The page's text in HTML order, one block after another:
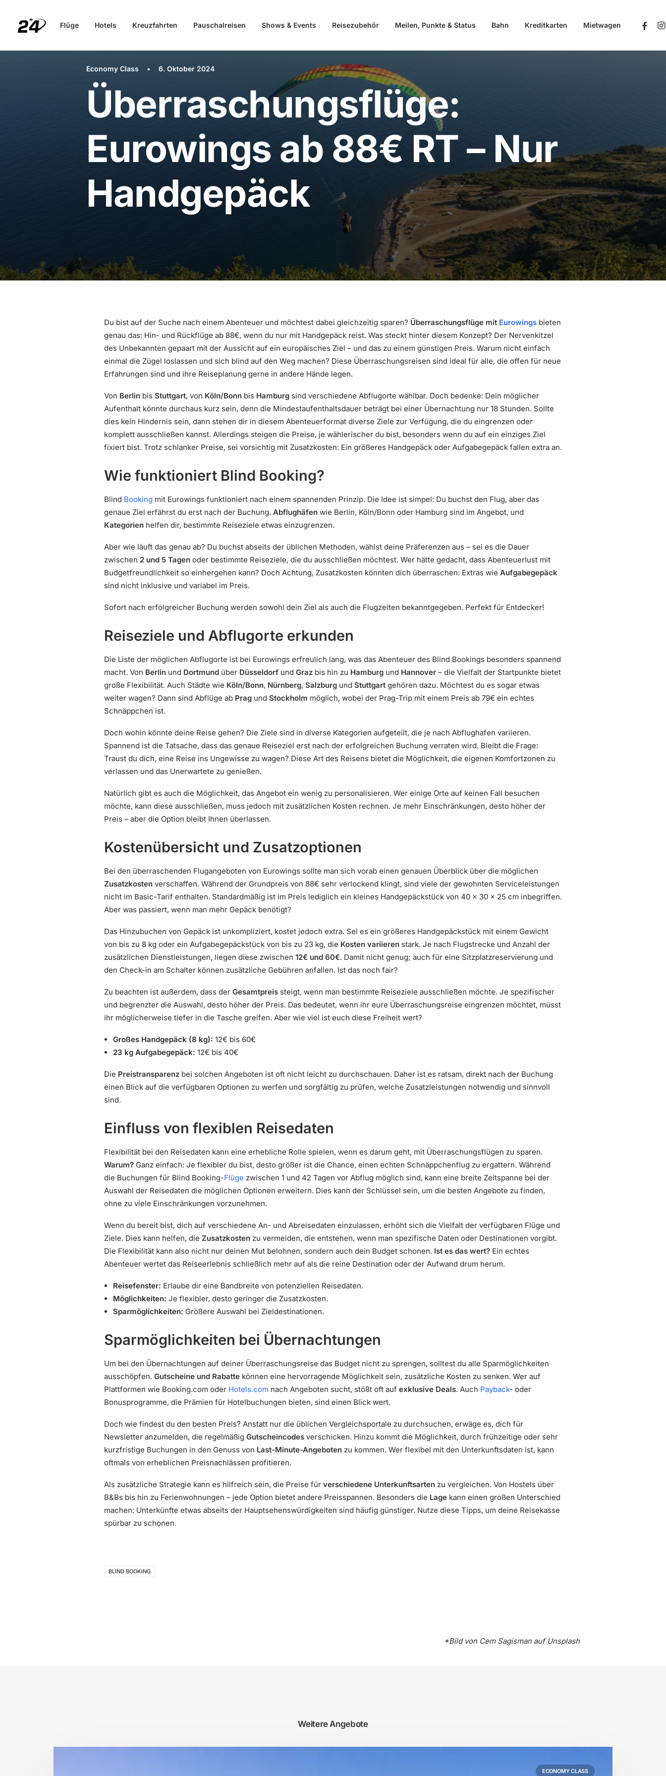
Flüge Hotels Kreuzfahrten Pauschalreisen Shows & Events Reisezubehör Meilen, Punkte & Status Bahn Kreditkarten Mietwagen
Economy Class • 6. Oktober 2024
Überraschungsflüge:
Eurowings ab 88€ RT – Nur
Handgepäck
Du bist auf der Suche nach einem Abenteuer und möchtest dabei gleichzeitig sparen? Überraschungsflüge mit Eurowings bieten
genau das: Hin- und Rückflüge ab 88€, wenn du nur mit Handgepäck reist. Was steckt hinter diesem Konzept? Der Nervenkitzel
des Unbekannten gepaart mit der Aussicht auf ein europäisches Ziel – und das zu einem günstigen Preis. Warum nicht einfach
einmal die Zügel loslassen und sich blind auf den Weg machen? Diese Überraschungsreisen sind ideal für alle, die offen für neue
Erfahrungen sind und ihre Reiseplanung gerne in andere Hände legen.
Von Berlin bis Stuttgart, von Köln/Bonn bis Hamburg sind verschiedene Abflugorte wählbar. Doch bedenke: Dein möglicher
Aufenthalt könnte durchaus kurz sein, denn die Mindestaufenthaltsdauer beträgt bei einer Übernachtung nur 18 Stunden. Sollte
dies kein Hindernis sein, dann stehen dir in diesem Abenteuerformat diverse Ziele zur Verfügung, die du eingrenzen oder
komplett ausschließen kannst. Allerdings steigen die Preise, je wählerischer du bist, besonders wenn du auf ein einziges Ziel
fixiert bist. Trotz schlanker Preise, sei vorsichtig mit Zusatzkosten: Ein größeres Handgepäck oder Aufgabegepäck fallen extra an.
Wie funktioniert Blind Booking?
Blind Booking mit Eurowings funktioniert nach einem spannenden Prinzip. Die Idee ist simpel: Du buchst den Flug, aber das
genaue Ziel erfährst du erst nach der Buchung. Abflughäfen wie Berlin, Köln/Bonn oder Hamburg sind im Angebot, und
Kategorien helfen dir, bestimmte Reiseziele etwas einzugrenzen.
Aber wie läuft das genau ab? Du buchst abseits der üblichen Methoden, wählst deine Präferenzen aus – sei es die Dauer
zwischen 2 und 5 Tagen oder bestimmte Reiseziele, die du ausschließen möchtest. Wer hätte gedacht, dass Abenteuerlust mit
Budgetfreundlichkeit so einhergehen kann? Doch Achtung, Zusatzkosten könnten dich überraschen: Extras wie Aufgabegepäck
sind nicht inklusive und variabel im Preis.
Sofort nach erfolgreicher Buchung werden sowohl dein Ziel als auch die Flugzeiten bekanntgegeben. Perfekt für Entdecker!
Reiseziele und Abflugorte erkunden
Die Liste der möglichen Abflugorte ist bei Eurowings erfreulich lang, was das Abenteuer des Blind Bookings besonders spannend
macht. Von Berlin und Dortmund über Düsseldorf und Graz bis hin zu Hamburg und Hannover – die Vielfalt der Startpunkte bietet
große Flexibilität. Auch Städte wie Köln/Bonn, Nürnberg, Salzburg und Stuttgart gehören dazu. Möchtest du es sogar etwas
weiter wagen? Dann sind Abflüge ab Prag und Stockholm möglich, wobei der Prag-Trip mit einem Preis ab 79€ ein echtes
Schnäppchen ist.
Doch wohin könnte deine Reise gehen? Die Ziele sind in diverse Kategorien aufgeteilt, die je nach Abflughafen variieren.
Spannend ist die Tatsache, dass das genaue Reiseziel erst nach der erfolgreichen Buchung verraten wird. Bleibt die Frage:
Traust du dich, eine Reise ins Ungewisse zu wagen? Diese Art des Reisens bietet die Möglichkeit, die eigenen Komfortzonen zu
verlassen und das Unerwartete zu genießen.
Natürlich gibt es auch die Möglichkeit, das Angebot ein wenig zu personalisieren. Wer einige Orte auf keinen Fall besuchen
möchte, kann diese ausschließen, muss jedoch mit zusätzlichen Kosten rechnen. Je mehr Einschränkungen, desto höher der
Preis – aber die Option bleibt Ihnen überlassen.
Kostenübersicht und Zusatzoptionen
Bei den überraschenden Flugangeboten von Eurowings sollte man sich vorab einen genauen Überblick über die möglichen
Zusatzkosten verschaffen. Während der Grundpreis von 88€ sehr verlockend klingt, sind viele der gewohnten Serviceleistungen
nicht im Basic-Tarif enthalten. Standardmäßig ist im Preis lediglich ein kleines Handgepäckstück von 40 × 30 × 25 cm inbegriffen.
Aber was passiert, wenn man mehr Gepäck benötigt?
Das Hinzubuchen von Gepäck ist unkompliziert, kostet jedoch extra. Sei es ein größeres Handgepäckstück mit einem Gewicht
von bis zu 8 kg oder ein Aufgabegepäckstück von bis zu 23 kg, die Kosten variieren stark. Je nach Flugstrecke und Anzahl der
zusätzlichen Dienstleistungen, liegen diese zwischen 12€ und 60€. Damit nicht genug; auch für eine Sitzplatzreservierung und
den Check-in am Schalter können zusätzliche Gebühren anfallen. Ist das noch fair?
Zu beachten ist außerdem, dass der Gesamtpreis steigt, wenn man bestimmte Reiseziele ausschließen möchte. Je spezifischer
und begrenzter die Auswahl, desto höher der Preis. Das bedeutet, wenn ihr eure Überraschungsreise eingrenzen möchtet, müsst
ihr möglicherweise tiefer in die Tasche greifen. Aber wie viel ist euch diese Freiheit wert?
Großes Handgepäck (8 kg): 12€ bis 60€
23 kg Aufgabegepäck: 12€ bis 40€
Die Preistransparenz bei solchen Angeboten ist oft nicht leicht zu durchschauen. Daher ist es ratsam, direkt nach der Buchung
einen Blick auf die verfügbaren Optionen zu werfen und sorgfältig zu prüfen, welche Zusatzleistungen notwendig und sinnvoll
sind.
Einfluss von flexiblen Reisedaten
Flexibilität bei den Reisedaten kann eine erhebliche Rolle spielen, wenn es darum geht, mit Überraschungsflügen zu sparen.
Warum? Ganz einfach: Je flexibler du bist, desto größer ist die Chance, einen echten Schnäppchenflug zu ergattern. Während
die Buchungen für Blind Booking-Flüge zwischen 1 und 42 Tagen vor Abflug möglich sind, kann eine breite Zeitspanne bei der
Auswahl der Reisedaten die möglichen Optionen erweitern. Dies kann der Schlüssel sein, um die besten Angebote zu finden,
ohne zu viele Einschränkungen vorzunehmen.
Wenn du bereit bist, dich auf verschiedene An- und Abreisedaten einzulassen, erhöht sich die Vielfalt der verfügbaren Flüge und
Ziele. Dies kann helfen, die Zusatzkosten zu vermeiden, die entstehen, wenn man spezifische Daten oder Destinationen vorgibt.
Die Flexibilität kann also nicht nur deinen Mut belohnen, sondern auch dein Budget schonen. Ist es das wert? Ein echtes
Abenteuer wertet das Reiseerlebnis schließlich mehr auf als die reine Destination oder der Aufwand drum herum.
Reisefenster: Erlaube dir eine Bandbreite von potenziellen Reisedaten.
Möglichkeiten: Je flexibler, desto geringer die Zusatzkosten.
Sparmöglichkeiten: Größere Auswahl bei Zieldestinationen.
Sparmöglichkeiten bei Übernachtungen
Um bei den Übernachtungen auf deiner Überraschungsreise das Budget nicht zu sprengen, solltest du alle Sparmöglichkeiten
ausschöpfen. Gutscheine und Rabatte können eine hervorragende Möglichkeit sein, zusätzliche Kosten zu senken. Wer auf
Plattformen wie Booking.com oder Hotels.com nach Angeboten sucht, stößt oft auf exklusive Deals. Auch Payback- oder
Bonusprogramme, die Prämien für Hotelbuchungen bieten, sind einen Blick wert.
Doch wie findest du den besten Preis? Anstatt nur die üblichen Vergleichsportale zu durchsuchen, erwäge es, dich für
Newsletter anzumelden, die regelmäßig Gutscheincodes verschicken. Hinzu kommt die Möglichkeit, durch frühzeitige oder sehr
kurzfristige Buchungen in den Genuss von Last-Minute-Angeboten zu kommen. Wer flexibel mit den Unterkunftsdaten ist, kann
oftmals von erheblichen Preisnachlässen profitieren.
Als zusätzliche Strategie kann es hilfreich sein, die Preise für verschiedene Unterkunftsarten zu vergleichen. Von Hostels über
B&Bs bis hin zu Ferienwohnungen – jede Option bietet andere Preisspannen. Besonders die Lage kann einen großen Unterschied
machen: Unterkünfte etwas abseits der Hauptsehenswürdigkeiten sind häufig günstiger. Nutze diese Tipps, um deine Reisekasse
spürbar zu schonen.
BLIND BOOKING
*Bild von Cem Sagismanauf Unsplash
Weitere Angebote
ECONOMY CLASS